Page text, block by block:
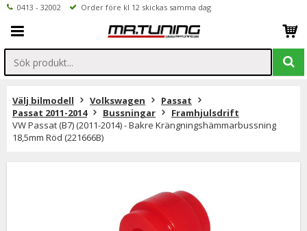
0413 - 32002 Order före kl 12 skickas samma dag
Välj bilmodell Volkswagen
Passat
Passat 2011-2014
Bussningar
Framhjulsdrift
VW Passat (B7) (2011-2014) - Bakre Krängningshämmarbussning
18,5mm Röd (221666B)